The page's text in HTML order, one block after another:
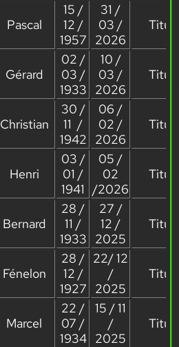
Pascal
15 /
12 /
1957
31 /
03 /
2026
Gérard
02 /
03 /
1933
10 /
03 /
2026
Christian
30 /
11 /
1942
06 /
02 /
2026
Henri
03 /
01 /
1941
05 /
02
/2026
Bernard
28 /
11 /
1933
27 /
12 /
2025
Fénelon
28 /
12 /
1927
22/ 12
/
2025
Marcel
22 /
07 /
1934
15 / 11
/
2025